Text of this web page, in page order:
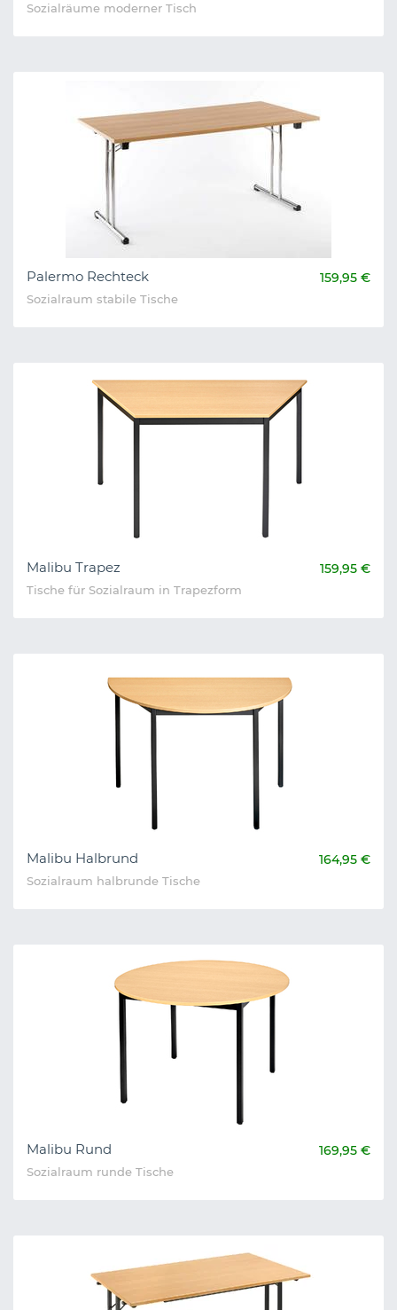
Sozialräume moderner Tisch
Palermo Rechteck 159,95 €
Sozialraum stabile Tische
Malibu Trapez 159,95 €
Tische für Sozialraum in Trapezform
Malibu Halbrund 164,95 €
Sozialraum halbrunde Tische
Malibu Rund 169,95 €
Sozialraum runde Tische